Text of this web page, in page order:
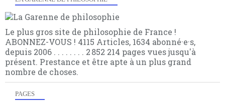
Le plus gros site de philosophie de France !
ABONNEZ-VOUS ! 4115 Articles, 1634 abonné·e·s,
depuis 2006 . . . . . . . . 2 852 214 pages vues jusqu'à
présent. Prestance et être apte à un plus grand
nombre de choses.
PAGES